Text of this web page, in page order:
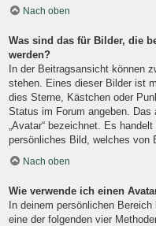
Nach oben
Was sind das für Bilder, die
werden?
In der Beitragsansicht können
stehen. Eines dieser Bilder ist
dies Sterne, Kästchen oder
Status im Forum angeben.
„Avatar“ bezeichnet. Es
persönliches Bild, welches von
Nach oben
Wie verwende ich einen
In deinem persönlichen
eine der folgenden vier